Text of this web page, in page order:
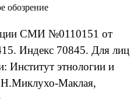
обозрение
СМИ №0110151 от
Индекс 70845. Для лиц
Институт этнологии и
Маклая,